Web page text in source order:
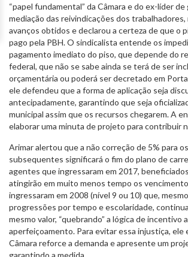
“papel fundamental” da Câmara e do ex-líder de
mediação das reivindicações dos
avanços obtidos e declarou a certeza de que o
pago pela PBH. O sindicalista entende os
pagamento imediato do piso, que depende do
federal, que não se sabe ainda se terá de ser
orçamentária ou poderá ser decretado em
ele defendeu que a forma de aplicação seja
antecipadamente, garantindo que seja
municipal assim que os recursos chegarem. A
elaborar uma minuta de projeto para contribuir
Arimar alertou que a não correção de 5% para
subsequentes significará o fim do plano de
agentes que ingressaram em 2017,
atingirão em muito menos tempo os
ingressaram em 2008 (nível 9 ou 10) que,
progressões por tempo e escolaridade,
mesmo valor, “quebrando” a lógica de incentivo
aperfeiçoamento. Para evitar essa injustiça, ele
Câmara reforce a demanda e apresente um
garantindo a medida.